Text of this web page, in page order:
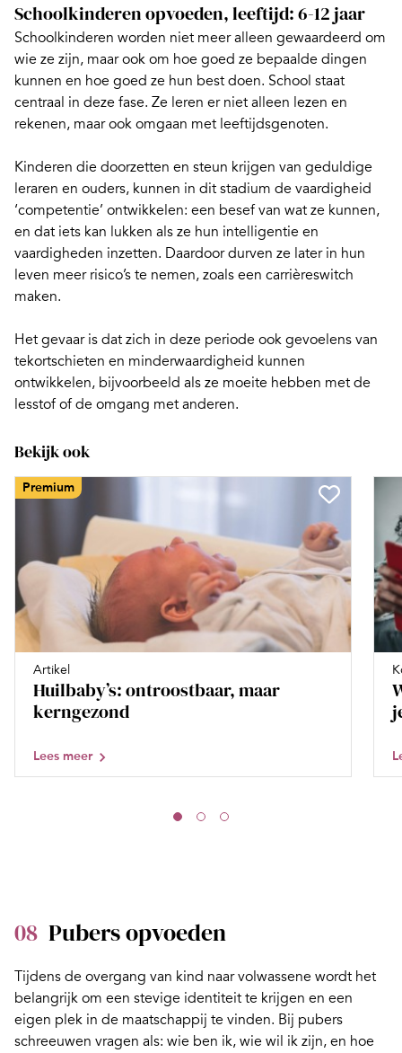
Schoolkinderen opvoeden, leeftijd: 6-12 jaar
Schoolkinderen worden niet meer alleen gewaardeerd om
wie ze zijn, maar ook om hoe goed ze bepaalde dingen
kunnen en hoe goed ze hun best doen. School staat
centraal in deze fase. Ze leren er niet alleen lezen en
rekenen, maar ook omgaan met leeftijdsgenoten.
Kinderen die doorzetten en steun krijgen van geduldige
leraren en ouders, kunnen in dit stadium de vaardigheid
‘competentie’ ontwikkelen: een besef van wat ze kunnen,
en dat iets kan lukken als ze hun intelligentie en
vaardigheden inzetten. Daardoor durven ze later in hun
leven meer risico’s te nemen, zoals een carrièreswitch
maken.
Het gevaar is dat zich in deze periode ook gevoelens van
tekortschieten en minderwaardigheid kunnen
ontwikkelen, bijvoorbeeld als ze moeite hebben met de
lesstof of de omgang met anderen.
Bekijk ook
Premium
Artikel
Huilbaby’s: ontroostbaar, maar
kerngezond
Lees meer
08 Pubers opvoeden
Tijdens de overgang van kind naar volwassene wordt het
belangrijk om een stevige identiteit te krijgen en een
eigen plek in de maatschappij te vinden. Bij pubers
schreeuwen vragen als: wie ben ik, wie wil ik zijn, en hoe